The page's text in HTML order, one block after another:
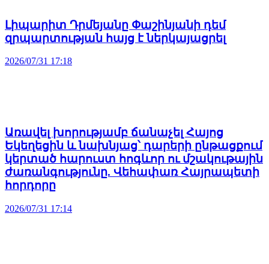
Լիպարիտ Դրմեյանը Փաշինյանի դեմ
զրպարտության հայց է ներկայացրել
2026/07/31 17:18
Առավել խորությամբ ճանաչել Հայոց
Եկեղեցին և նախնյաց՝ դարերի ընթացքում
կերտած հարուստ հոգևոր ու մշակութային
ժառանգությունը. Վեհափառ Հայրապետի
հորդորը
2026/07/31 17:14